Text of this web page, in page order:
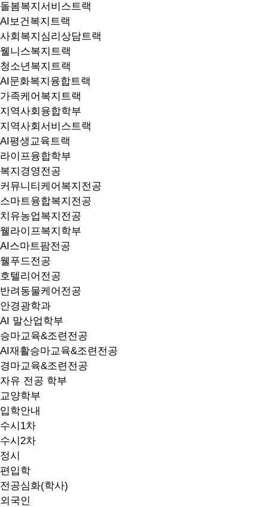
돌봄복지서비스트랙
AI보건복지트랙
사회복지심리상담트랙
웰니스복지트랙
청소년복지트랙
AI문화복지융합트랙
가족케어복지트랙
지역사회융합학부
지역사회서비스트랙
AI평생교육트랙
라이프융합학부
복지경영전공
커뮤니티케어복지전공
스마트융합복지전공
치유농업복지전공
웰라이프복지학부
AI스마트팜전공
웰푸드전공
호텔리어전공
반려동물케어전공
안경광학과
AI 말산업학부
승마교육&조련전공
AI재활승마교육&조련전공
경마교육&조련전공
자유 전공 학부
교양학부
입학안내
수시1차
수시2차
정시
편입학
전공심화(학사)
외국인